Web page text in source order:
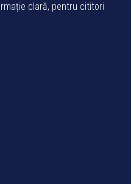
clară, pentru cititori